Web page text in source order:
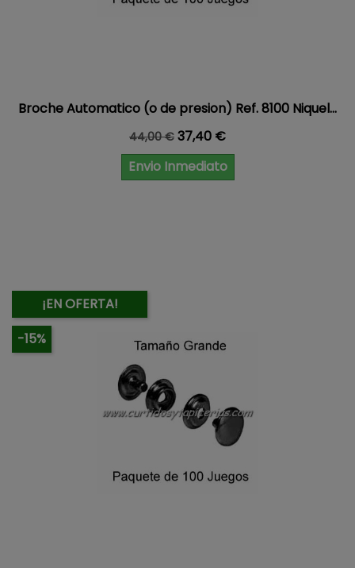
Broche Automatico (o de presion) Ref. 8100 Niquel...
Precio base
44,00 € Precio
37,40 €
Envio Inmediato
¡EN OFERTA!
-15%